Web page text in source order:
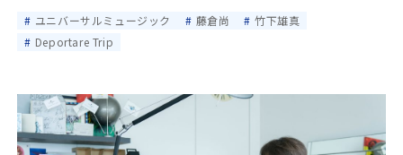
ユニバーサルミュージック 藤倉尚
竹下雄真
Deportare Trip